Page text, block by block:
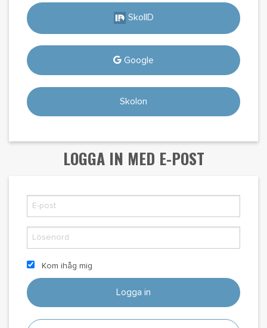
SkolID
Google
Skolon
LOGGA IN MED E-POST
Kom ihåg mig
Logga in